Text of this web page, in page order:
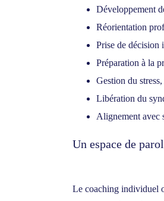
Développement
Réorientation
Prise de décision
Préparation à la
Gestion du
Libération du
Alignement avec
Un espace de
Le coaching individuel